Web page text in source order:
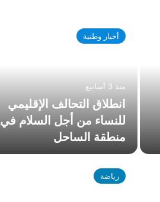
أخبار وطنية
منذ 3 أسابيع
انطلاق التحالف الإقليمي
للنساء من أجل السلام في
منطقة الساحل
رياضة